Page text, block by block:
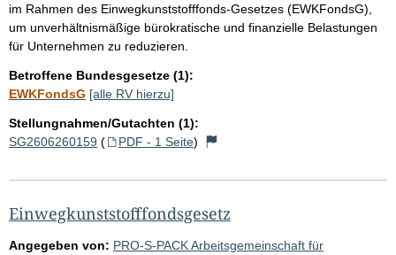
im Rahmen des Einwegkunststofffonds-Gesetzes (EWKFondsG),
um unverhältnismäßige bürokratische und finanzielle Belastungen
für Unternehmen zu reduzieren.
Betroffene Bundesgesetze (1):
EWKFondsG [alle RV hierzu]
Stellungnahmen/Gutachten (1):
SG2606260159 ( PDF - 1 Seite)
Einwegkunststofffondsgesetz
Angegeben von: PRO-S-PACK Arbeitsgemeinschaft für